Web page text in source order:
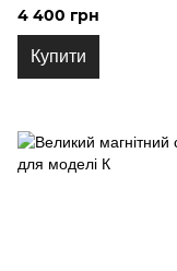
М3+ з вибіркою
4 400 грн
Купити